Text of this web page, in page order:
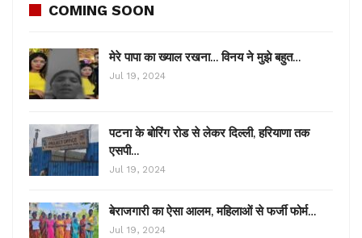
COMING SOON
मेरे पापा का ख्याल रखना… विनय ने मुझे बहुत…
Jul 19, 2024
पटना के बोरिंग रोड से लेकर दिल्ली, हरियाणा तक
एसपी…
Jul 19, 2024
बेराजगारी का ऐसा आलम, महिलाओं से फर्जी फोर्म…
Jul 19, 2024